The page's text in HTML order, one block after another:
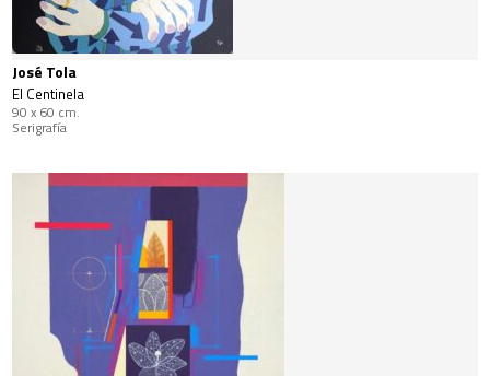
José Tola
El Centinela
90 x 60 cm.
Serigrafía